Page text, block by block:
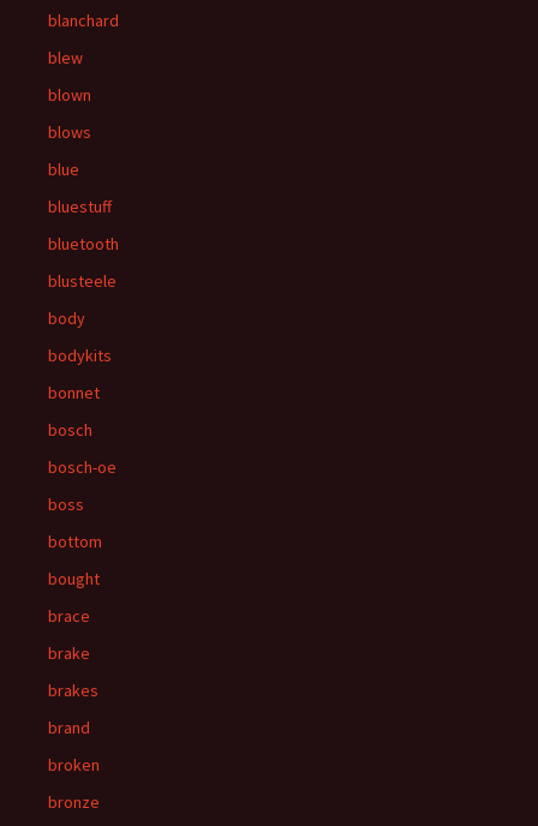
blanchard
blew
blown
blows
blue
bluestuff
bluetooth
blusteele
body
bodykits
bonnet
bosch
bosch-oe
boss
bottom
bought
brace
brake
brakes
brand
broken
bronze